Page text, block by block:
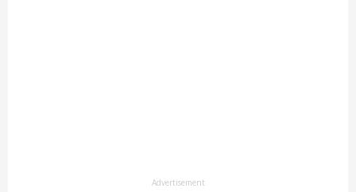
Advertisement